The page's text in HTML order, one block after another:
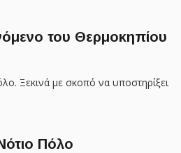
του Θερμοκηπίου
Ξεκινά με σκοπό να υποστηρίξει
Πόλο